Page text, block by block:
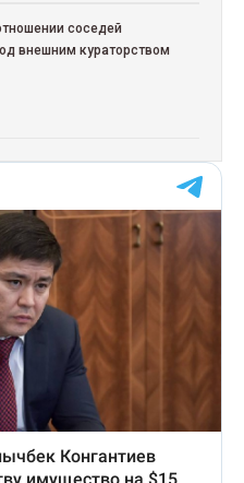
соседей
внешним кураторством